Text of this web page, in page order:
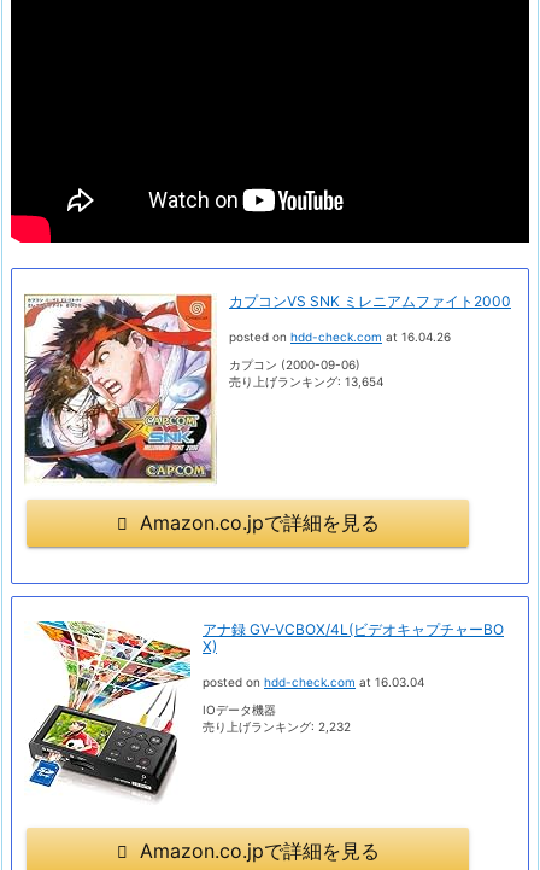
カプコンVS SNK ミレニアムファイト2000
posted on hdd-check.com at 16.04.26
カプコン (2000-09-06)
売り上げランキング: 13,654
Amazon.co.jpで詳細を見る
アナ録 GV-VCBOX/4L(ビデオキャプチャーBO
X)
posted on hdd-check.com at 16.03.04
IOデータ機器
売り上げランキング: 2,232
Amazon.co.jpで詳細を見る